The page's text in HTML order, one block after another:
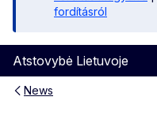
fordításról
Atstovybė Lietuvoje
News